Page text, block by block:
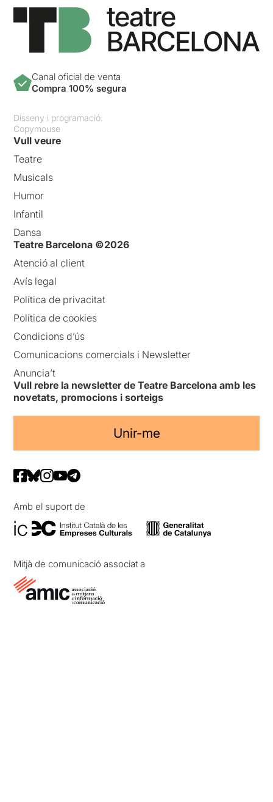
Canal oficial de venta
Compra 100% segura
Disseny i programació:
Copymouse
Vull veure
Teatre
Musicals
Humor
Infantil
Dansa
Teatre Barcelona ©2026
Atenció al client
Avís legal
Política de privacitat
Política de cookies
Condicions d’ús
Comunicacions comercials i Newsletter
Anuncia’t
Vull rebre la newsletter de Teatre Barcelona amb les
novetats, promocions i sorteigs
Unir-me
Amb el suport de
Mitjà de comunicació associat a